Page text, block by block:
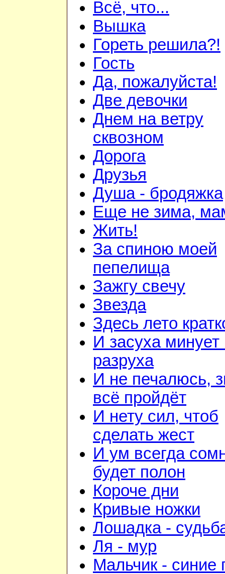
Всё, что...
Вышка
Гореть решила?!
Гость
Да, пожалуйста!
Две девочки
Днем на ветру
сквозном
Дорога
Друзья
Душа - бродяжка
Еще не зима,
Жить!
За спиною моей
пепелища
Зажгу свечу
Звезда
Здесь лето
И засуха минует
разруха
И не печалюсь,
всё пройдёт
И нету сил, чтоб
сделать жест
И ум всегда
будет полон
Короче дни
Кривые ножки
Лошадка -
Ля - мур
Мальчик - синие